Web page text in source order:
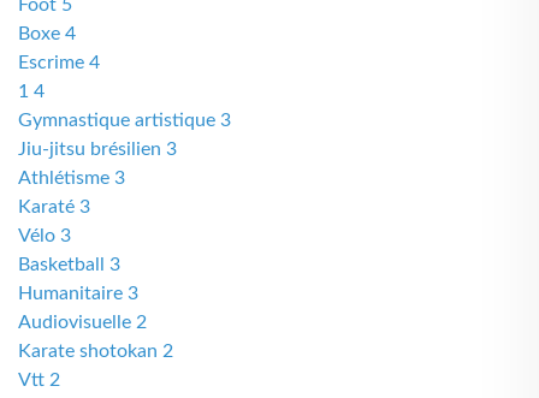
Foot 5
Boxe 4
Escrime 4
1 4
Gymnastique artistique 3
Jiu-jitsu brésilien 3
Athlétisme 3
Karaté 3
Vélo 3
Basketball 3
Humanitaire 3
Audiovisuelle 2
Karate shotokan 2
Vtt 2